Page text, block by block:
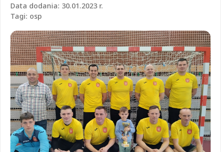
Data dodania: 30.01.2023 r.
Tagi: osp